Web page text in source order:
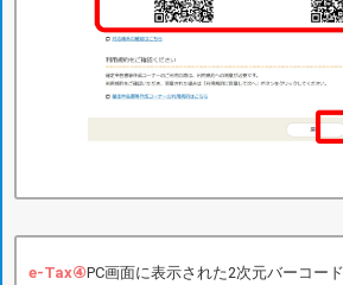
e-Tax④PC画面に表示された2次元バーコー